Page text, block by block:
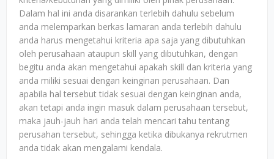
Dalam hal ini anda disarankan terlebih dahulu sebelum
anda melemparkan berkas lamaran anda terlebih dahulu
anda harus mengetahui kriteria apa saja yang dibutuhkan
oleh perusahaan ataupun skill yang dibutuhkan, dengan
begitu anda akan mengetahui apakah skill dan kriteria yang
anda miliki sesuai dengan keinginan perusahaan. Dan
apabila hal tersebut tidak sesuai dengan keinginan anda,
akan tetapi anda ingin masuk dalam perusahaan tersebut,
maka jauh-jauh hari anda telah mencari tahu tentang
perusahan tersebut, sehingga ketika dibukanya rekrutmen
anda tidak akan mengalami kendala.